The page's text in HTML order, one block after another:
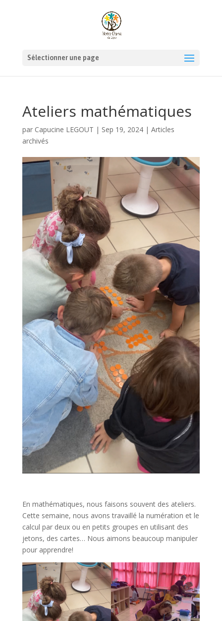
Sélectionner une page
Ateliers mathématiques
par Capucine LEGOUT | Sep 19, 2024| Articles
archivés
En mathématiques, nous faisons souvent des ateliers.
Cette semaine, nous avons travaillé la numération et le
calcul par deux ou en petits groupes en utilisant des
jetons, des cartes… Nous aimons beaucoup manipuler
pour apprendre!